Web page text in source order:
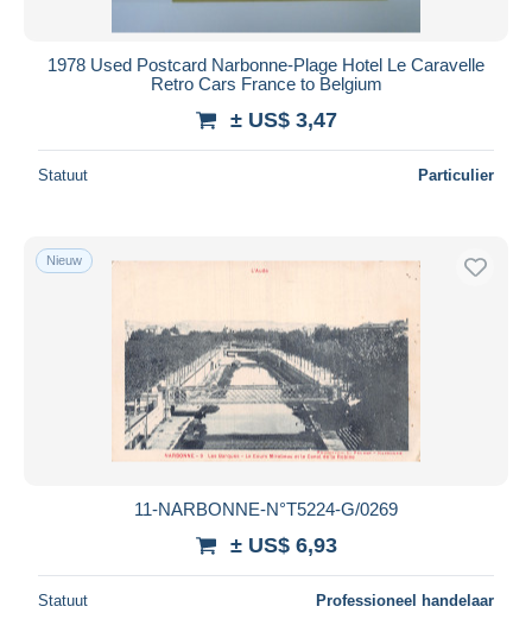
Alle looptijden
Eindigt binnen
Prijs
Gratis levering
PayPal
Bankoverschrijving
Visa
Mastercard
Bancontact
Woonplaats van de verkoper
1978 Used Postcard Narbonne-Plage Hotel Le Caravelle
Retro Cars France to Belgium
± US$ 3,47
Statuut Particulier
Nieuw
11-NARBONNE-N°T5224-G/0269
± US$ 6,93
Statuut Professioneel handelaar